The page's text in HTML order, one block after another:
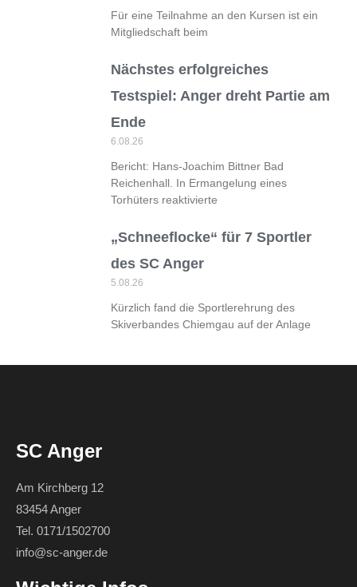
Für eine Teilnahme an den Kursen ist ein
Mitgliedschaft beim
Nächstes erfolgreiches
Testspiel: Anger dreht Partie am
Ende
6.08.26
Bericht: Hans-Joachim Bittner Bad
Reichenhall. In Ermangelung eines
Torhüters reaktivierte
„Schneeflocke“ für 7 Sportler
des SC Anger
5.08.26
Kürzlich fand die Sportlerehrung des
Skiverbandes Chiemgau auf der Anlage
SC Anger
Am Kirchberg 12
83454 Anger
Tel. 0171/1502700
info@sc-anger.de